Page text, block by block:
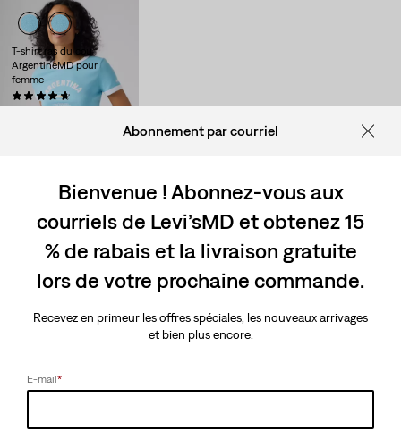
T-shirt ras du cou
ArgentineMD pour
femme
(7)
Abonnement par courriel
Bienvenue ! Abonnez-vous aux
courriels de Levi’sMD et obtenez 15
% de rabais et la livraison gratuite
lors de votre prochaine commande.
Recevez en primeur les offres spéciales, les nouveaux arrivages
et bien plus encore.
E-mail*